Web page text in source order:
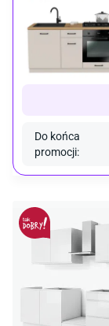
Do końca
promocji: